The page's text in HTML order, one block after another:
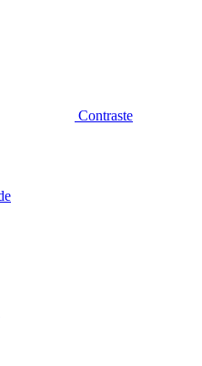
Contraste